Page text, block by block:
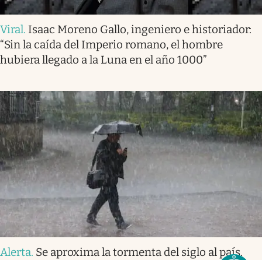
Viral. Isaac Moreno Gallo, ingeniero e historiador:
“Sin la caída del Imperio romano, el hombre
hubiera llegado a la Luna en el año 1000”
Alerta. Se aproxima la tormenta del siglo al país.